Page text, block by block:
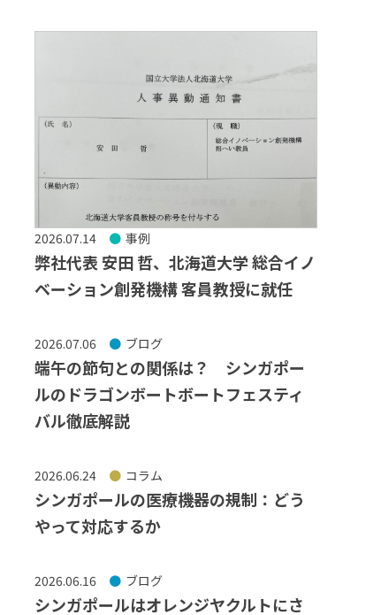
2026.07.14 事例
弊社代表 安田 哲、北海道大学 総合イノ
ベーション創発機構 客員教授に就任
2026.07.06 ブログ
端午の節句との関係は？ シンガポー
ルのドラゴンボートボートフェスティ
バル徹底解説
2026.06.24 コラム
シンガポールの医療機器の規制：どう
やって対応するか
2026.06.16 ブログ
シンガポールはオレンジヤクルトにさ